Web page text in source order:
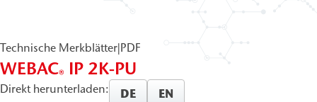
Technische Merkblätter|PDF
WEBAC® IP 2K-PU
Direkt herunterladen: DE EN